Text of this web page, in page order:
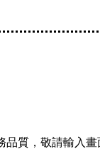
質，敬請輸入